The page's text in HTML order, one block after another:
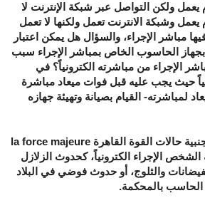
يعمل ولكن التواصل عبر شبكة الإنترنت لا
يعمل وشبكة الانترنت تعمل ولكنها لا تعمل
مباشر الإجراء، والسؤال هل يمكن اعتبار
بجهاز الحاسوب الخاص بمباشر الإجراء سبب
الإجراء من مباشرته الكترونياً؟ في
حيث يجب عليه قبل فوات ميعاد مباشرة
لمباشرته- القيام بصيانة وتهيئة جهازه
ويضاف إلى الاسباب الأجنبية حالات القوة القاهرة la force majeure
الإجراء الكترونياً، كحدوث الزلازل
والثلوج، أو حدوث فوضي في البلاد
بالمحكمة.